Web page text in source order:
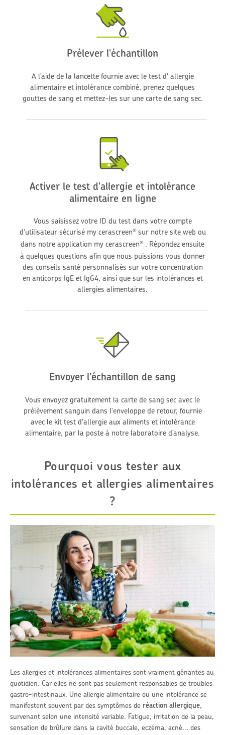
Prélever l'échantillon
A l’aide de la lancette fournie avec le test d' allergie
alimentaire et intolérance combiné, prenez quelques
gouttes de sang et mettez-les sur une carte de sang sec.
Activer le test d'allergie et intolérance
alimentaire en ligne
Vous saisissez votre ID du test dans votre compte
d'utilisateur sécurisé my cerascreen® sur notre site web ou
dans notre application my cerascreen® . Répondez ensuite
à quelques questions afin que nous puissions vous donner
des conseils santé personnalisés sur votre concentration
en anticorps IgE et IgG4, ainsi que sur les intolérances et
allergies alimentaires.
Envoyer l’échantillon de sang
Vous envoyez gratuitement la carte de sang sec avec le
prélèvement sanguin dans l'enveloppe de retour, fournie
avec le kit test d'allergie aux aliments et intolérance
alimentaire, par la poste à notre laboratoire d’analyse.
Pourquoi vous tester aux
intolérances et allergies alimentaires
?
Les allergies et intolérances alimentaires sont vraiment gênantes au
quotidien. Car elles ne sont pas seulement responsables de troubles
gastro-intestinaux. Une allergie alimentaire ou une intolérance se
manifestent souvent par des symptômes de réaction allergique,
survenant selon une intensité variable. Fatigue, irritation de la peau,
sensation de brûlure dans la cavité buccale, eczéma, acné... des